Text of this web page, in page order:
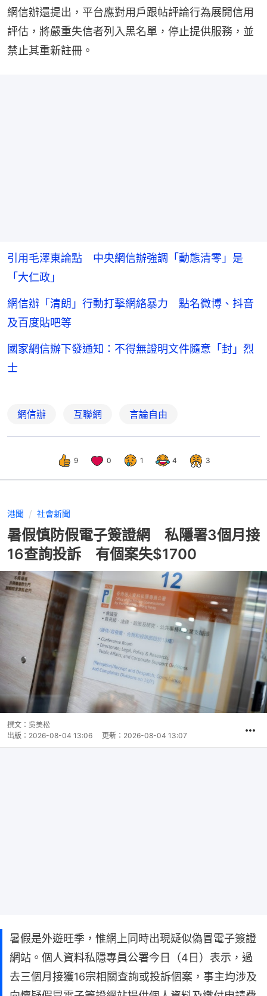
網信辦還提出，平台應對用戶跟帖評論行為展開信用
評估，將嚴重失信者列入黑名單，停止提供服務，並
禁止其重新註冊。
引用毛澤東論點 中央網信辦強調「動態清零」是
「大仁政」
網信辦「清朗」行動打擊網絡暴力 點名微博、抖音
及百度貼吧等
國家網信辦下發通知：不得無證明文件隨意「封」烈
士
網信辦 互聯網 言論自由
9 0 1 4 3
港聞 社會新聞
暑假慎防假電子簽證網 私隱署3個月接
16查詢投訴 有個案失$1700
撰文： 吳美松
出版： 2026-08-04 13:06 更新： 2026-08-04 13:07
暑假是外遊旺季，惟網上同時出現疑似偽冒電子簽證
網站。個人資料私隱專員公署今日（4日）表示，過
去三個月接獲16宗相關查詢或投訴個案，事主均涉及